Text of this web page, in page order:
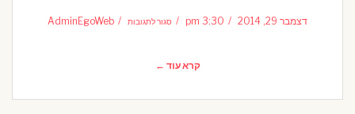
דצמבר 29, 2014 3:30 pm סגור לתגובות מנוחהAdminEgoWeb
קרא עוד ←